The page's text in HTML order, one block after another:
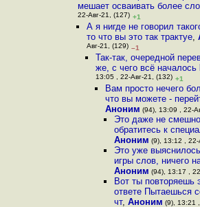
мешает осваивать более
22-Авг-21, (127) +1
А я нигде не говорил
то что вы это так трактуе,
Авг-21, (129) –1
Так-так, очередной
же, с чего всё началось
13:05 , 22-Авг-21, (132) +1
Вам просто нечего
что вы можете -
Аноним (94), 13:09 , 22-
Это даже не
обратитесь к
Аноним (9), 13:12 , 22-
Это уже
игры слов, ничего
Аноним (94), 13:17 ,
Вот ты повторяешь
ответе Пытаешься
чт, Аноним (9), 13:21